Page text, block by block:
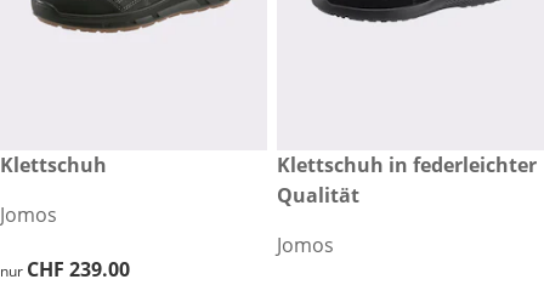
CHF 239.00
Klettschuh
Jomos
CHF 239.00
nur CHF 239.00
CHF 199.00
Klettschuh in federleichter
Qualität
Jomos